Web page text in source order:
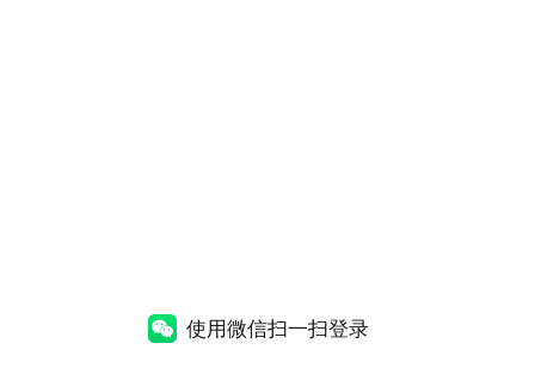
使用微信扫一扫登录